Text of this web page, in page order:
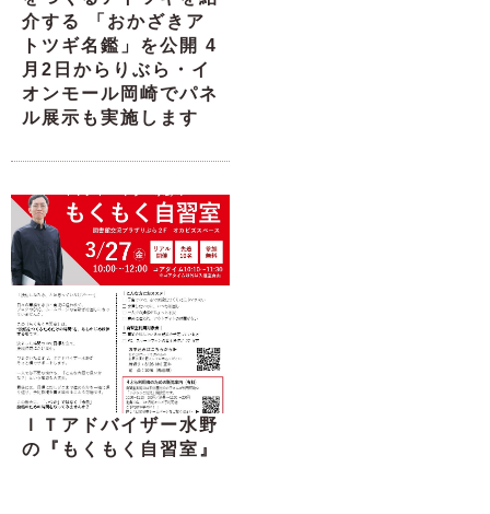
介する 「おかざきア
トツギ名鑑」を公開 4
月2日からりぶら・イ
オンモール岡崎でパネ
ル展示も実施します
ＩＴアドバイザー水野
の『もくもく自習室』